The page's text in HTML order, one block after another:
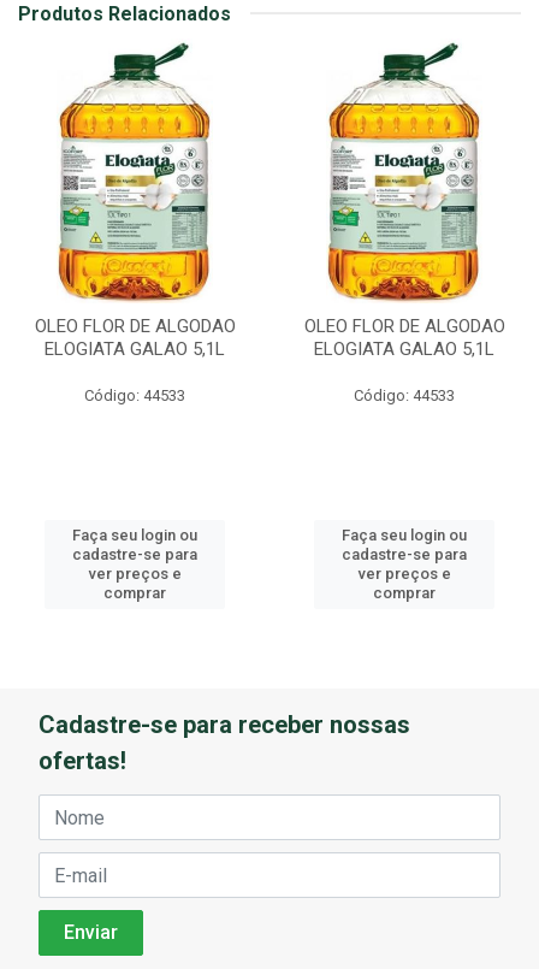
Produtos Relacionados
OLEO FLOR DE ALGODAO
ELOGIATA GALAO 5,1L
Código: 44533
Faça seu login ou
cadastre-se para
ver preços e
comprar
OLEO FLOR DE ALGODAO
ELOGIATA GALAO 5,1L
Código: 44533
Faça seu login ou
cadastre-se para
ver preços e
comprar
Cadastre-se para receber nossas
ofertas!